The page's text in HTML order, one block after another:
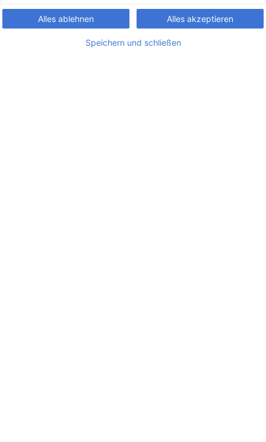
Alles ablehnen Alles akzeptieren
Speichern und schließen